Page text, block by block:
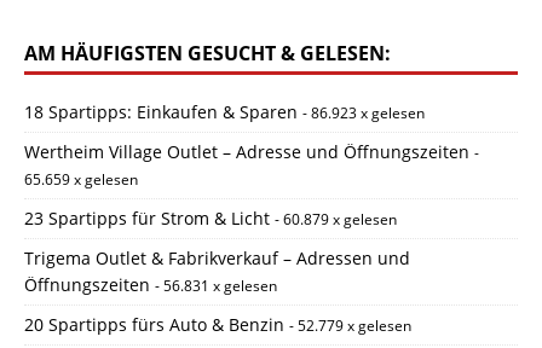
AM HÄUFIGSTEN GESUCHT & GELESEN:
18 Spartipps: Einkaufen & Sparen - 86.923 x gelesen
Wertheim Village Outlet – Adresse und Öffnungszeiten -
65.659 x gelesen
23 Spartipps für Strom & Licht - 60.879 x gelesen
Trigema Outlet & Fabrikverkauf – Adressen und
Öffnungszeiten - 56.831 x gelesen
20 Spartipps fürs Auto & Benzin - 52.779 x gelesen